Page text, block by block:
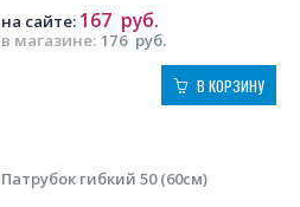
в магазине: 176 руб.
на сайте: 167 руб.
В КОРЗИНУ
Патрубок гибкий 50 (60см)